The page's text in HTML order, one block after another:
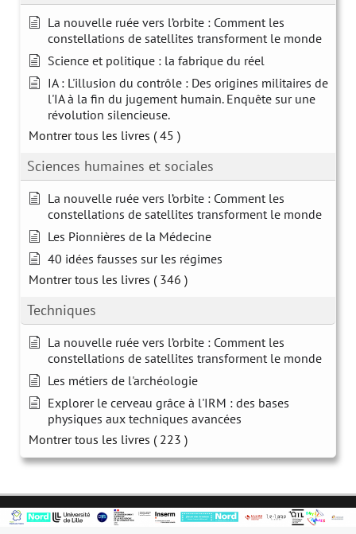
La nouvelle ruée vers l’orbite : Comment les
constellations de satellites transforment le monde
Science et politique : la fabrique du réel
IA : L'illusion du contrôle : Des origines militaires de
l'IA à la fin du jugement humain. Enquête sur une
révolution silencieuse.
Montrer tous les livres ( 45 )
Sciences humaines et sociales
La nouvelle ruée vers l’orbite : Comment les
constellations de satellites transforment le monde
Les Pionnières de la Médecine
40 idées fausses sur les régimes
Montrer tous les livres ( 346 )
Techniques
La nouvelle ruée vers l’orbite : Comment les
constellations de satellites transforment le monde
Les métiers de l'archéologie
Explorer le cerveau grâce à l'IRM : des bases
physiques aux techniques avancées
Montrer tous les livres ( 223 )